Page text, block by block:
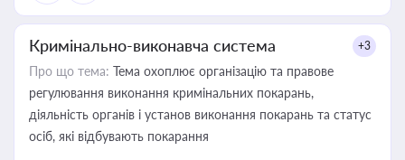
Кримінально-виконавча система +3
Про що тема: Тема охоплює організацію та правове
регулювання виконання кримінальних покарань,
діяльність органів і установ виконання покарань та статус
осіб, які відбувають покарання